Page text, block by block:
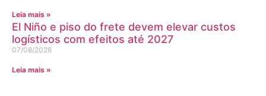
Leia mais »
El Niño e piso do frete devem elevar custos
logísticos com efeitos até 2027
07/08/2026
Leia mais »